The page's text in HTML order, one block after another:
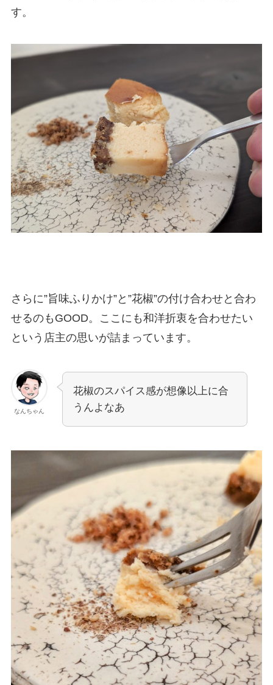
す。
さらに”旨味ふりかけ”と”花椒”の付け合わせと合わ
せるのもGOOD。ここにも和洋折衷を合わせたい
という店主の思いが詰まっています。
なんちゃん
花椒のスパイス感が想像以上に合
うんよなあ